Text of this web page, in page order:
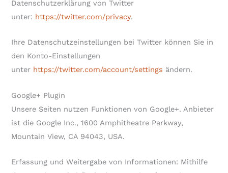
Datenschutzerklärung von Twitter
unter: https://twitter.com/privacy.
Ihre Datenschutzeinstellungen bei Twitter können Sie in
den Konto-Einstellungen
unter https://twitter.com/account/settings ändern.
Google+ Plugin
Unsere Seiten nutzen Funktionen von Google+. Anbieter
ist die Google Inc., 1600 Amphitheatre Parkway,
Mountain View, CA 94043, USA.
Erfassung und Weitergabe von Informationen: Mithilfe